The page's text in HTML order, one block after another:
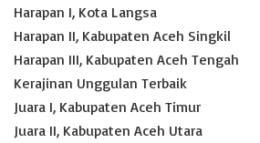
Harapan I, Kota Langsa
Harapan II, Kabupaten Aceh Singkil
Harapan III, Kabupaten Aceh Tengah
Kerajinan Unggulan Terbaik
Juara I, Kabupaten Aceh Timur
Juara II, Kabupaten Aceh Utara